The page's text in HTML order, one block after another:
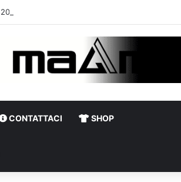
2027: le descrizioni e i temi scelti da Magma
CONTATTACI SHOP